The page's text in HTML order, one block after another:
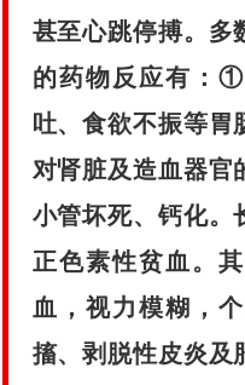
甚至心跳停搏。多
的药物反应有：
吐、食欲不振等
对肾脏及造血器官
小管坏死、钙化。
正色素性贫血。
血，视力模糊，
搐、剥脱性皮炎及